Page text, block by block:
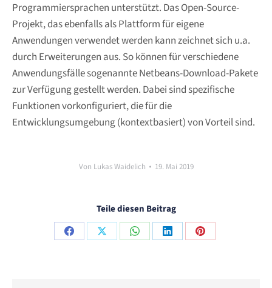
Programmiersprachen unterstützt. Das Open-Source-
Projekt, das ebenfalls als Plattform für eigene
Anwendungen verwendet werden kann zeichnet sich u.a.
durch Erweiterungen aus. So können für verschiedene
Anwendungsfälle sogenannte Netbeans-Download-Pakete
zur Verfügung gestellt werden. Dabei sind spezifische
Funktionen vorkonfiguriert, die für die
Entwicklungsumgebung (kontextbasiert) von Vorteil sind.
Von Lukas Waidelich 19. Mai 2019
Teile diesen Beitrag
Share
Share
Share
Share
Share